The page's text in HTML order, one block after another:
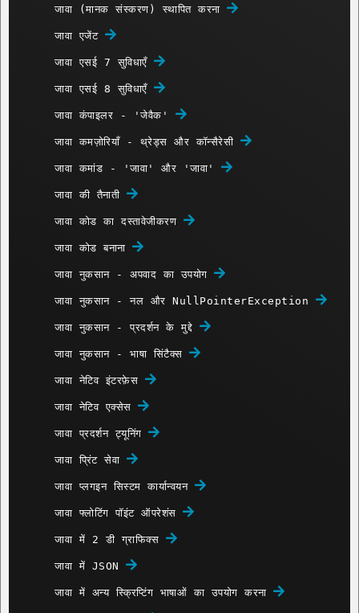
जावा (मानक संस्करण) स्थापित करना
जावा एजेंट
जावा एसई 7 सुविधाएँ
जावा एसई 8 सुविधाएँ
जावा कंपाइलर - 'जेवैक'
जावा कमज़ोरियाँ - थ्रेड्स और कॉन्सैरेसी
जावा कमांड - 'जावा' और 'जावा'
जावा की तैनाती
जावा कोड का दस्तावेजीकरण
जावा कोड बनाना
जावा नुकसान - अपवाद का उपयोग
जावा नुकसान - नल और NullPointerException
जावा नुकसान - प्रदर्शन के मुद्दे
जावा नुकसान - भाषा सिंटैक्स
जावा नेटिव इंटरफ़ेस
जावा नेटिव एक्सेस
जावा प्रदर्शन ट्यूनिंग
जावा प्रिंट सेवा
जावा प्लगइन सिस्टम कार्यान्वयन
जावा फ्लोटिंग पॉइंट ऑपरेशंस
जावा में 2 डी ग्राफिक्स
जावा में JSON
जावा में अन्य स्क्रिप्टिंग भाषाओं का उपयोग करना